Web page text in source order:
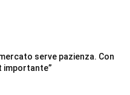
serve pazienza. Con
importante”